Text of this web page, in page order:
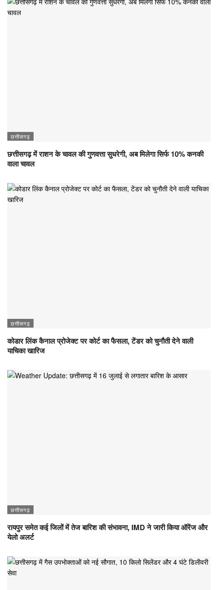
छत्तीसगढ़
छत्तीसगढ़ में राशन के चावल की गुणवत्ता सुधरेगी, अब मिलेगा सिर्फ 10% कनकी
वाला चावल
छत्तीसगढ़
कोडार लिंक कैनाल प्रोजेक्ट पर कोर्ट का फैसला, टेंडर को चुनौती देने वाली
याचिका खारिज
छत्तीसगढ़
रायपुर समेत कई जिलों में तेज बारिश की संभावना, IMD ने जारी किया ऑरेंज और
येलो अलर्ट